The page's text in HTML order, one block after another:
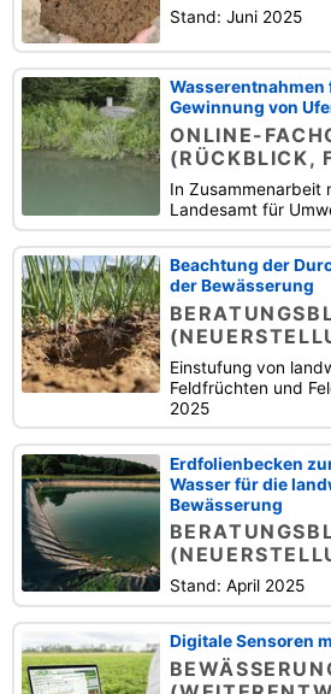
Stand: Juni 2025
Wasserentnahmen
Gewinnung von
ONLINE-
(RÜCKBLICK,
In Zusammenarbeit
Landesamt für
Beachtung der
der Bewässerung
Einstufung von
Feldfrüchten und
2025
Erdfolienbecken
Wasser für die
Bewässerung
Stand: April 2025
Digitale Sensoren